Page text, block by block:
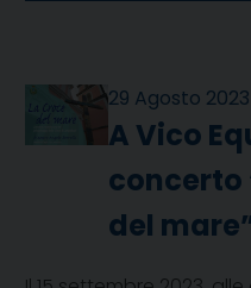
29 Agosto 2023
A Vico
concerto
del